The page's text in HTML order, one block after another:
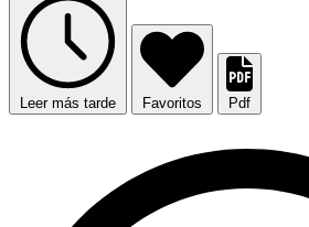
Leer más tarde Favoritos Pdf